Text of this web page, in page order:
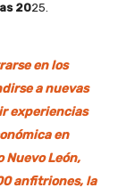
2025.
en los
a nuevas
experiencias
en
Nuevo León,
anfitriones, la